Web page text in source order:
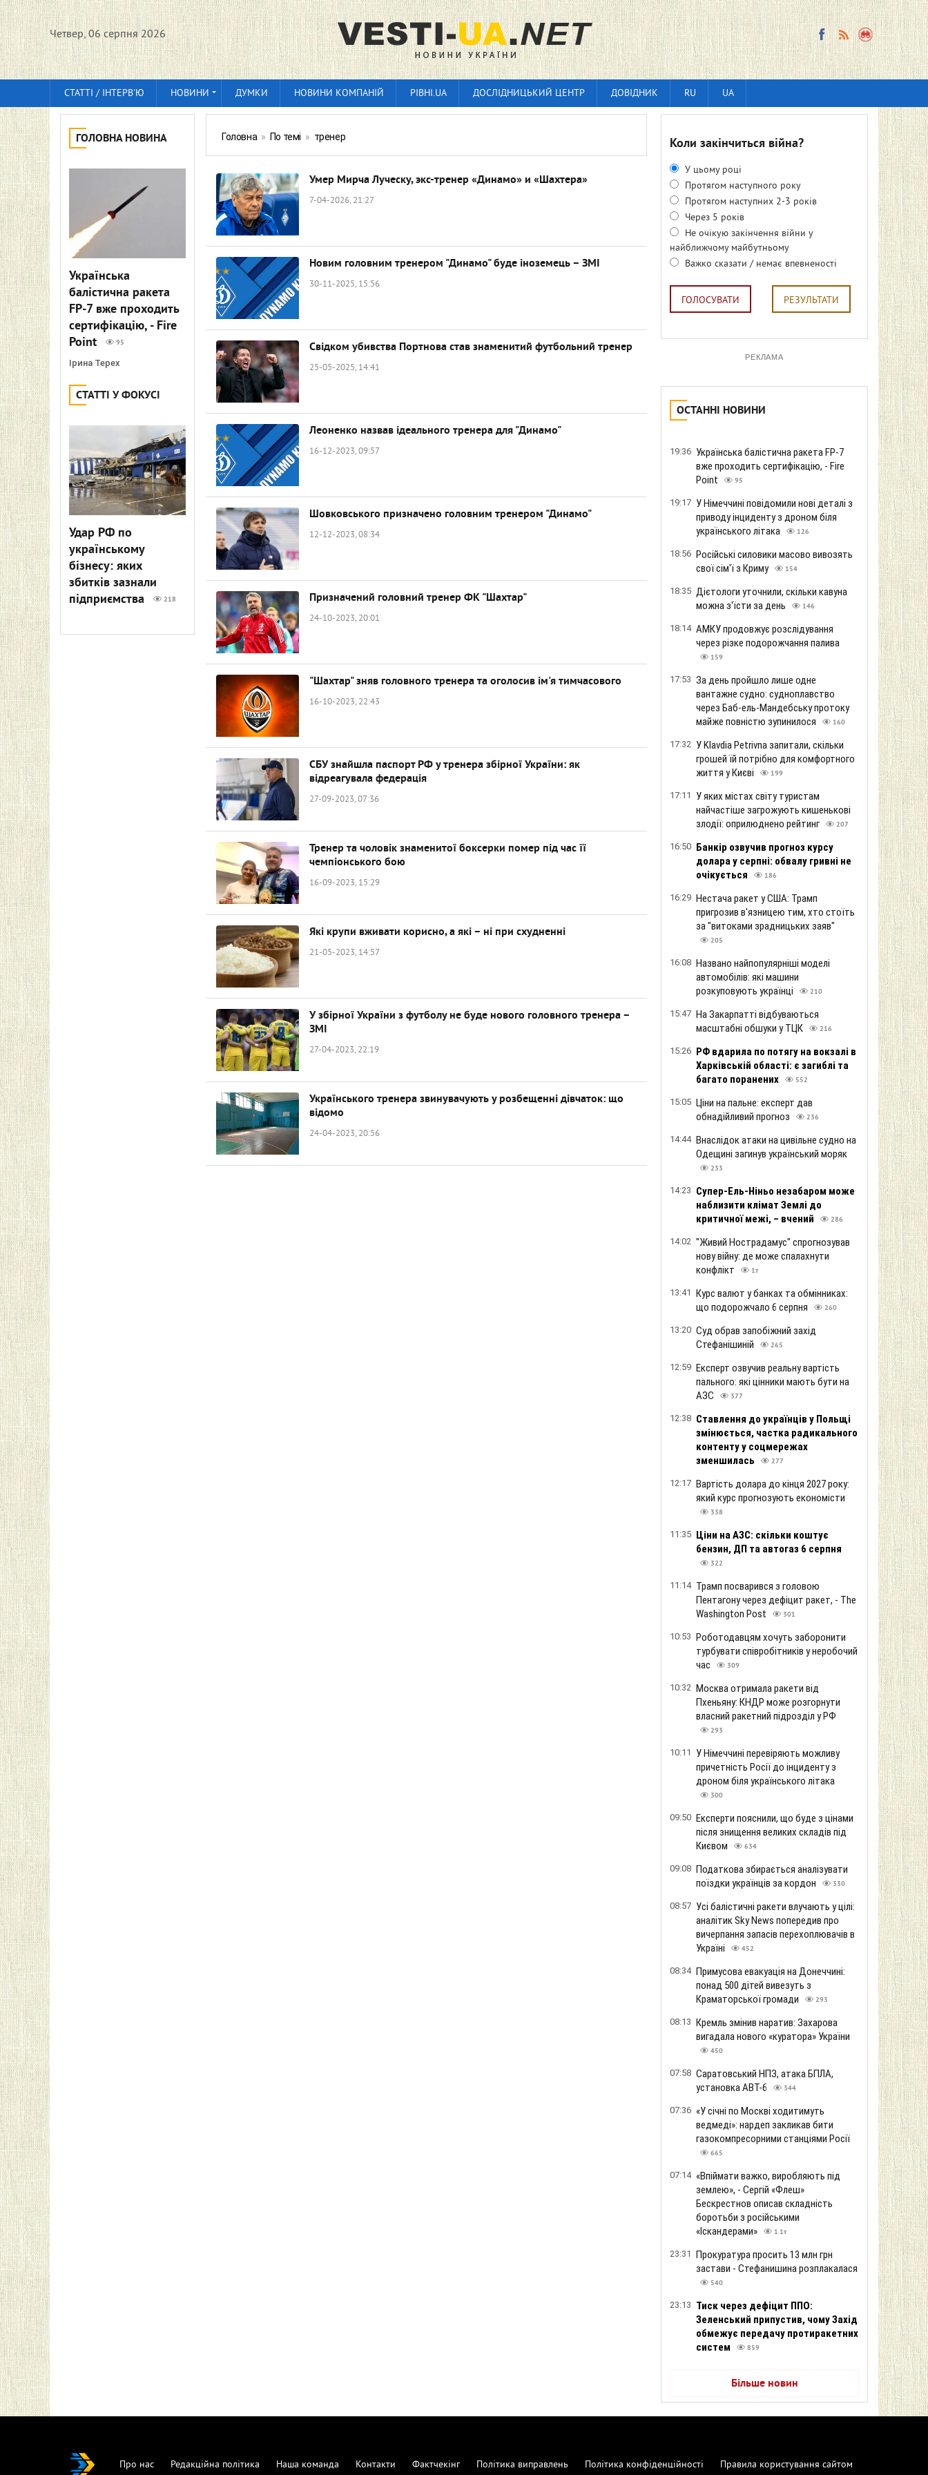
Четвер, 06 серпня 2026
СТАТТІ / ІНТЕРВ'Ю НОВИНИ ДУМКИ НОВИНИ КОМПАНІЙ РІВНІ.UA ДОСЛІДНИЦЬКИЙ ЦЕНТР ДОВІДНИК RU UA
ГОЛОВНА НОВИНА
Українська
балістична ракета
FP-7 вже проходить
сертифікацію, - Fire
Point
95
Ірина Терех
СТАТТІ У ФОКУСІ
Удар РФ по
українському
бізнесу: яких
збитків зазнали
підприємства
218
Головна » По темі » тренер
Умер Мирча Луческу, экс-тренер «Динамо» и «Шахтера»
7-04-2026, 21:27
Новим головним тренером "Динамо" буде іноземець – ЗМІ
30-11-2025, 15:56
Свідком убивства Портнова став знаменитий футбольний тренер
25-05-2025, 14:41
Леоненко назвав ідеального тренера для "Динамо"
16-12-2023, 09:57
Шовковського призначено головним тренером "Динамо"
12-12-2023, 08:34
Призначений головний тренер ФК "Шахтар"
24-10-2023, 20:01
"Шахтар" зняв головного тренера та оголосив ім'я тимчасового
16-10-2023, 22:43
СБУ знайшла паспорт РФ у тренера збірної України: як
відреагувала федерація
27-09-2023, 07:36
Тренер та чоловік знаменитої боксерки помер під час її
чемпіонського бою
16-09-2023, 15:29
Які крупи вживати корисно, а які – ні при схудненні
21-05-2023, 14:57
У збірної України з футболу не буде нового головного тренера –
ЗМІ
27-04-2023, 22:19
Українського тренера звинувачують у розбещенні дівчаток: що
відомо
24-04-2023, 20:56
Коли закінчиться війна?
У цьому році
Протягом наступного року
Протягом наступних 2-3 років
Через 5 років
Не очікую закінчення війни у
найближчому майбутньому
Важко сказати / немає впевненості
ГОЛОСУВАТИ РЕЗУЛЬТАТИ
РЕКЛАМА
ОСТАННІ НОВИНИ
19:36 Українська балістична ракета FP-7
вже проходить сертифікацію, - Fire
Point
95
19:17 У Німеччині повідомили нові деталі з
приводу інциденту з дроном біля
українського літака
126
18:56 Російські силовики масово вивозять
свої сім'ї з Криму
154
18:35 Дієтологи уточнили, скільки кавуна
можна з'їсти за день
146
18:14 АМКУ продовжує розслідування
через різке подорожчання палива
159
17:53 За день пройшло лише одне
вантажне судно: судноплавство
через Баб-ель-Мандебську протоку
майже повністю зупинилося
160
17:32 У Klavdia Petrivna запитали, скільки
грошей їй потрібно для комфортного
життя у Києві
199
17:11
У яких містах світу туристам
найчастіше загрожують кишенькові
злодії: оприлюднено рейтинг
207
16:50 Банкір озвучив прогноз курсу
долара у серпні: обвалу гривні не
очікується
186
16:29 Нестача ракет у США: Трамп
пригрозив в'язницею тим, хто стоїть
за "витоками зрадницьких заяв"
205
16:08 Названо найпопулярніші моделі
автомобілів: які машини
розкуповують українці
210
15:47 На Закарпатті відбуваються
масштабні обшуки у ТЦК
216
15:26 РФ вдарила по потягу на вокзалі в
Харківській області: є загиблі та
багато поранених
552
15:05 Ціни на пальне: експерт дав
обнадійливий прогноз
236
14:44 Внаслідок атаки на цивільне судно на
Одещині загинув український моряк
233
14:23 Супер-Ель-Ніньо незабаром може
наблизити клімат Землі до
критичної межі, – вчений
286
14:02 "Живий Нострадамус" спрогнозував
нову війну: де може спалахнути
конфлікт
1т
13:41 Курс валют у банках та обмінниках:
що подорожчало 6 серпня
260
13:20 Суд обрав запобіжний захід
Стефанішиній
265
12:59 Експерт озвучив реальну вартість
пального: які цінники мають бути на
АЗС
377
12:38 Ставлення до українців у Польщі
змінюється, частка радикального
контенту у соцмережах
зменшилась
277
12:17 Вартість долара до кінця 2027 року:
який курс прогнозують економісти
338
11:35 Ціни на АЗС: скільки коштує
бензин, ДП та автогаз 6 серпня
322
11:14 Трамп посварився з головою
Пентагону через дефіцит ракет, - The
Washington Post
301
10:53 Роботодавцям хочуть заборонити
турбувати співробітників у неробочий
час
309
10:32 Москва отримала ракети від
Пхеньяну: КНДР може розгорнути
власний ракетний підрозділ у РФ
293
10:11
У Німеччині перевіряють можливу
причетність Росії до інциденту з
дроном біля українського літака
300
09:50 Експерти пояснили, що буде з цінами
після знищення великих складів під
Києвом
634
09:08 Податкова збирається аналізувати
поїздки українців за кордон
330
08:57 Усі балістичні ракети влучають у цілі:
аналітик Sky News попередив про
вичерпання запасів перехоплювачів в
Україні
452
08:34 Примусова евакуація на Донеччині:
понад 500 дітей вивезуть з
Краматорської громади
293
08:13 Кремль змінив наратив: Захарова
вигадала нового «куратора» України
450
07:58 Саратовський НПЗ, атака БПЛА,
установка АВТ-6
344
07:36 «У січні по Москві ходитимуть
ведмеді»: нардеп закликав бити
газокомпресорними станціями Росії
665
07:14 «Впіймати важко, виробляють під
землею», - Сергій «Флеш»
Бескрестнов описав складність
боротьби з російськими
«Іскандерами»
1.1т
23:31 Прокуратура просить 13 млн грн
застави - Стефанишина розплакалася
540
23:13 Тиск через дефіцит ППО:
Зеленський припустив, чому Захід
обмежує передачу протиракетних
систем
859
Більше новин
Про нас Редакційна політика Наша команда Контакти Фактчекінг Політика виправлень Політика конфіденційності Правила користування сайтом